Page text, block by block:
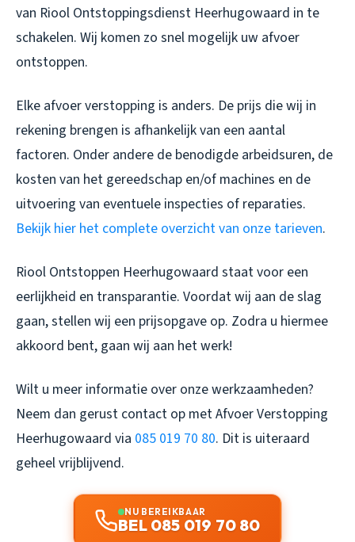
van Riool Ontstoppingsdienst Heerhugowaard in te
schakelen. Wij komen zo snel mogelijk uw afvoer
ontstoppen.
Elke afvoer verstopping is anders. De prijs die wij in
rekening brengen is afhankelijk van een aantal
factoren. Onder andere de benodigde arbeidsuren, de
kosten van het gereedschap en/of machines en de
uitvoering van eventuele inspecties of reparaties.
Bekijk hier het complete overzicht van onze tarieven.
Riool Ontstoppen Heerhugowaard staat voor een
eerlijkheid en transparantie. Voordat wij aan de slag
gaan, stellen wij een prijsopgave op. Zodra u hiermee
akkoord bent, gaan wij aan het werk!
Wilt u meer informatie over onze werkzaamheden?
Neem dan gerust contact op met Afvoer Verstopping
Heerhugowaard via 085 019 70 80. Dit is uiteraard
geheel vrijblijvend.
NU BEREIKBAAR
BEL 085 019 70 80